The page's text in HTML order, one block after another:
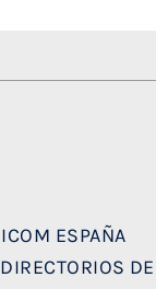
ICOM ESPAÑA
DIRECTORIOS